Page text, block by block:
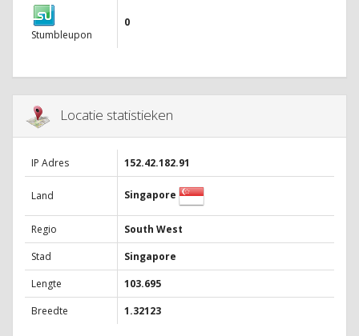
Stumbleupon
0
Locatie statistieken
IP Adres 152.42.182.91
Land Singapore
Regio
South West
Stad
Singapore
Lengte
103.695
Breedte
1.32123